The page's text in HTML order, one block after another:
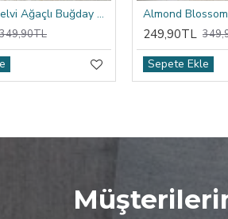
Van Gogh Selvi Ağaçlı Buğday Tarlası Duvar Örtüsü
349,90TL
Almond
249,90TL
Sepete Ekle